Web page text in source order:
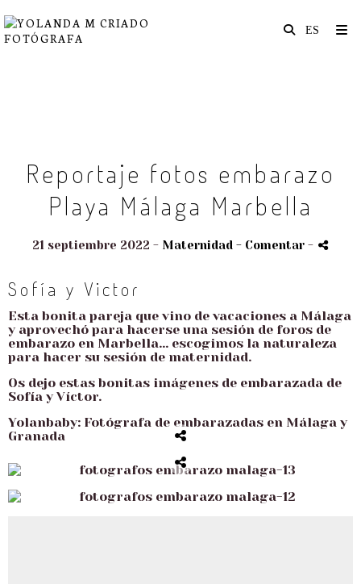
Reportaje fotos embarazo
Playa Málaga Marbella
21 septiembre 2022 - Maternidad - Comentar -
Sofía y Victor
Esta bonita pareja que vino de vacaciones a Málaga
y aprovechó para hacerse una sesión de foros de
embarazo en Marbella... escogimos la naturaleza
para hacer su sesión de maternidad.
Os dejo estas bonitas imágenes de embarazada de
Sofía y Víctor.
Yolanbaby: Fotógrafa de embarazadas en Málaga y
Granada